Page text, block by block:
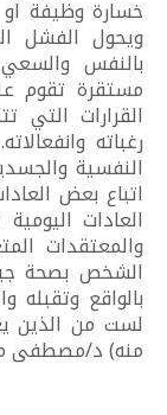
خسارة وظيفة
ويحول الفشل
بالنفس
مستقرة تقوم
القرارات
رغباته
النفسية
اتباع بعض
العادات
والمعتقدات
الشخص بصحة
بالواقع وتقبله
لست من الذين
منه) د/مصطفى